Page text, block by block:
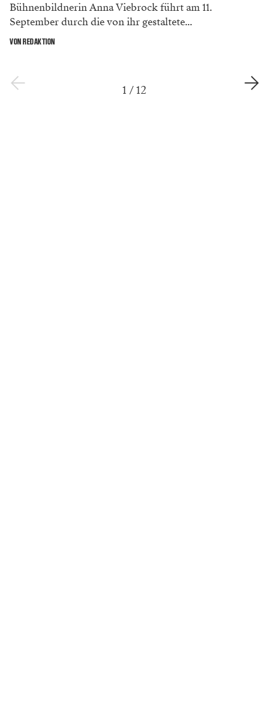
Bühnenbildnerin Anna Viebrock führt am 11.
September durch die von ihr gestaltete...
VON REDAKTION
1 /12